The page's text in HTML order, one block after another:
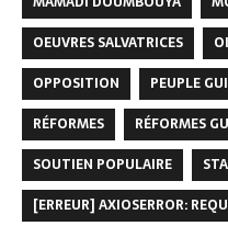
OEUVRES SALVATRICES
OPPOSITION
PEUPLE
RÉFORMES
RÉFORMES
SOUTIEN POPULAIRE
[ERREUR] AXIOSERROR: